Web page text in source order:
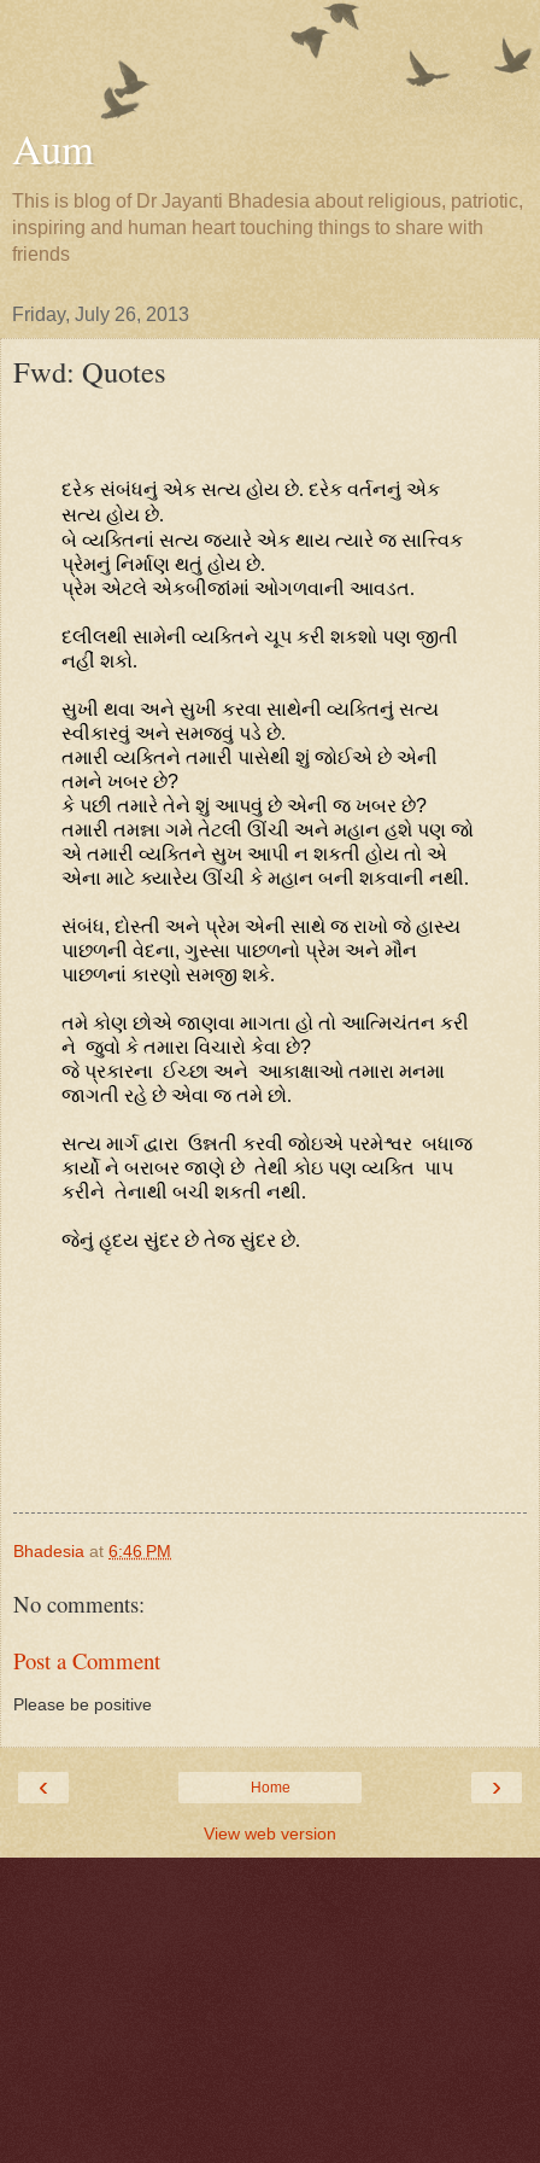
Aum
This is blog of Dr Jayanti Bhadesia about religious, patriotic,
inspiring and human heart touching things to share with
friends
Friday, July 26, 2013
Fwd: Quotes
દરેક સંબંધનું એક સત્ય હોય છે. દરેક વર્તનનું એક
સત્ય હોય છે.
બે વ્યક્તિનાં સત્ય જ્યારે એક થાય ત્યારે જ સાત્ત્વિક
પ્રેમનું નિર્માણ થતું હોય છે.
પ્રેમ એટલે એકબીજાંમાં ઓગળવાની આવડત.
દલીલથી સામેની વ્યક્તિને ચૂપ કરી શકશો પણ જીતી
નહીં શકો.
સુખી થવા અને સુખી કરવા સાથેની વ્યક્તિનું સત્ય
સ્વીકારવું અને સમજવું પડે છે.
તમારી વ્યક્તિને તમારી પાસેથી શું જોઈએ છે એની
તમને ખબર છે?
કે પછી તમારે તેને શું આપવું છે એની જ ખબર છે?
તમારી તમન્ના ગમે તેટલી ઊંચી અને મહાન હશે પણ જો
એ તમારી વ્યક્તિને સુખ આપી ન શકતી હોય તો એ
એના માટે ક્યારેય ઊંચી કે મહાન બની શકવાની નથી.
સંબંધ, દોસ્તી અને પ્રેમ એની સાથે જ રાખો જે હાસ્ય
પાછળની વેદના, ગુસ્સા પાછળનો પ્રેમ અને મૌન
પાછળનાં કારણો સમજી શકે.
તમે કોણ છોએ જાણવા માગતા હો તો આત્મિચંતન કરી
ને જુવો કે તમારા વિચારો કેવા છે?
જે પ્રકારના ઈચ્છા અને આકાક્ષાઓ તમારા મનમા
જાગતી રહે છે એવા જ તમે છો.
સત્ય માર્ગ દ્વારા ઉન્નતી કરવી જોઇએ પરમેશ્વર બધાજ
કાર્યો ને બરાબર જાણે છે તેથી કોઇ પણ વ્યક્તિ પાપ
કરીને તેનાથી બચી શકતી નથી.
જેનું હૃદય સુંદર છે તેજ સુંદર છે.
Bhadesia at 6:46 PM
No comments:
Post a Comment
Please be positive
‹ ›
Home
View web version